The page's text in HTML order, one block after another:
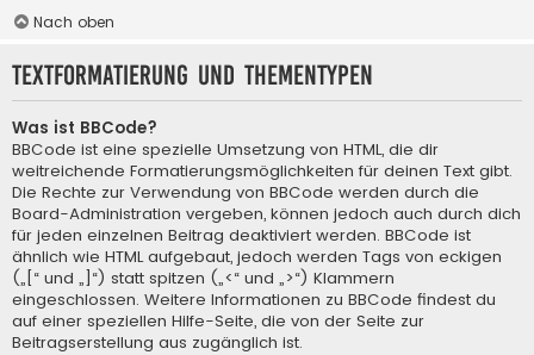
Nach oben
Textformatierung und Thementypen
Was ist BBCode?
BBCode ist eine spezielle Umsetzung von HTML, die dir
weitreichende Formatierungsmöglichkeiten für deinen Text gibt.
Die Rechte zur Verwendung von BBCode werden durch die
Board-Administration vergeben, können jedoch auch durch dich
für jeden einzelnen Beitrag deaktiviert werden. BBCode ist
ähnlich wie HTML aufgebaut, jedoch werden Tags von eckigen
(„[“ und „]“) statt spitzen („<“ und „>“) Klammern
eingeschlossen. Weitere Informationen zu BBCode findest du
auf einer speziellen Hilfe-Seite, die von der Seite zur
Beitragserstellung aus zugänglich ist.